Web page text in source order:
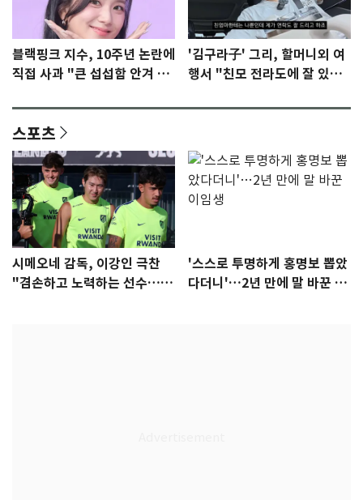
블랙핑크 지수, 10주년 논란에
직접 사과 "큰 섭섭함 안겨 미
'김구라子' 그리, 할머니외 여
행서 "친모 전라도에 잘 있
스포츠
시메오네 감독, 이강인 극찬
"겸손하고 노력하는 선수…좋
'스스로 투명하게 홍명보 뽑았
다더니'…2년 만에 말 바꾼 이